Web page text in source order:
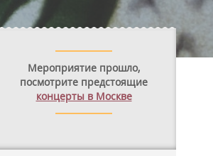
Мероприятие прошло,
посмотрите предстоящие
концерты в Москве